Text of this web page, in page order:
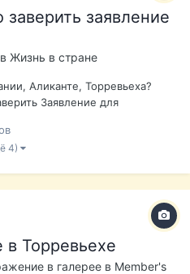
заявление
Жизнь в стране
Аликанте, Торревьеха?
Заявление для
file/redeleg_pers_r01.doc
4)
в Торревьехе
в галерее в Member's